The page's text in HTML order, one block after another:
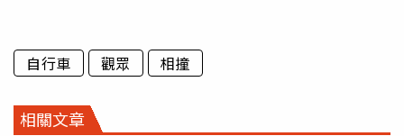
自行車 觀眾 相撞
相關文章